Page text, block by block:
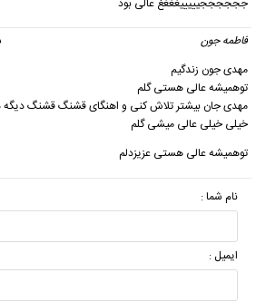
فاطمه جون
مهدی جون زندگیم
توهمیشه عالی هستی گلم
مهدی جان بیشتر تلاش کنی و اهنگای قشنگ قشنگ
خیلی خیلی عالی میشی گلم
توهمیشه عالی هستی عزیزدلم
نام شما :
ایمیل :